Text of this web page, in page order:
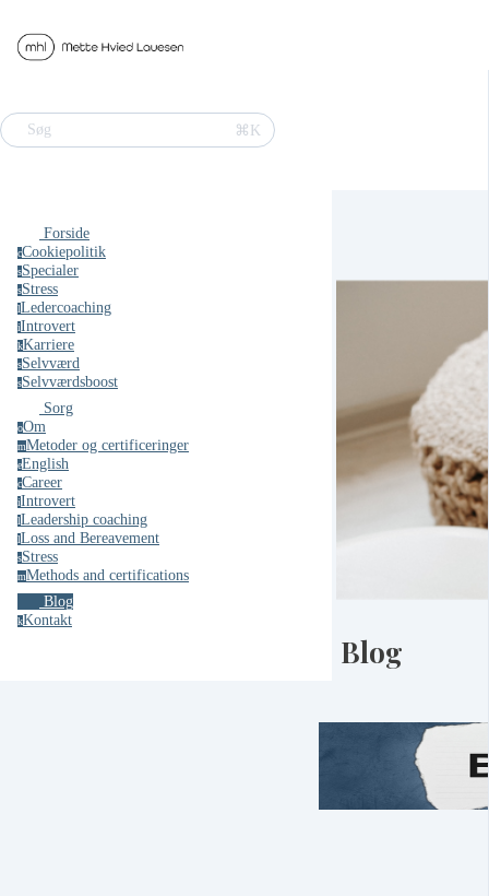
Søg ⌘K
Forside
cCookiepolitik
sSpecialer
sStress
lLedercoaching
iIntrovert
kKarriere
sSelvværd
sSelvværdsboost
Sorg
oOm
mMetoder og certificeringer
eEnglish
cCareer
iIntrovert
lLeadership coaching
lLoss and Bereavement
sStress
mMethods and certifications
Blog
kKontakt
Blog